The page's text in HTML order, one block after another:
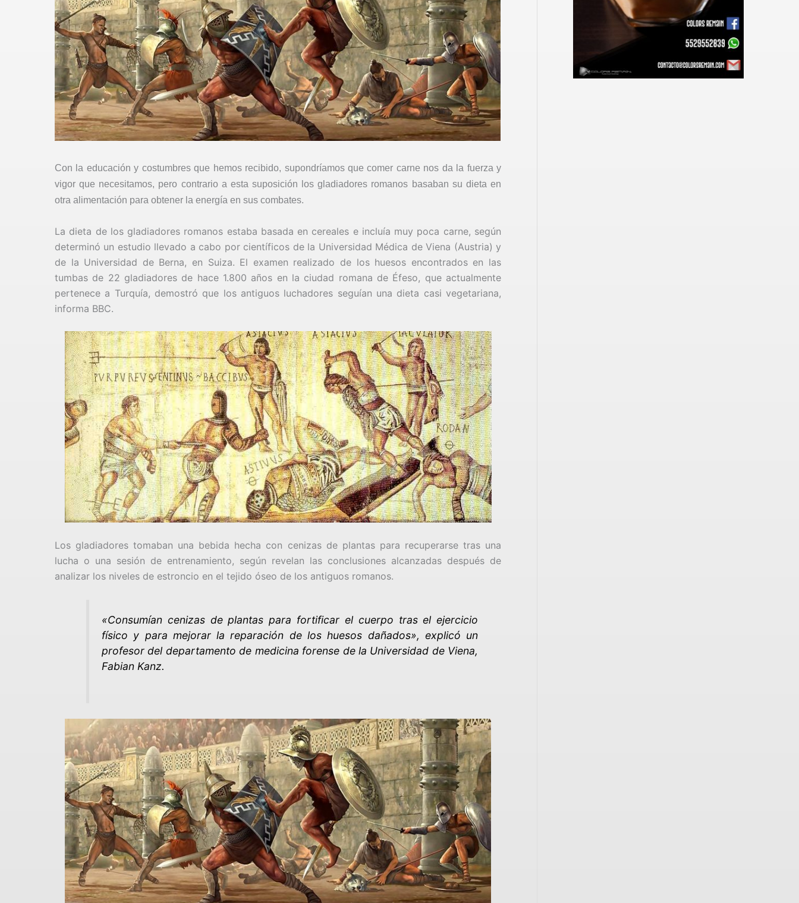
Con la educación y costumbres que hemos recibido, supondríamos que comer carne nos da la fuerza y
vigor que necesitamos, pero contrario a esta suposición los gladiadores romanos basaban su dieta en
otra alimentación para obtener la energía en sus combates.
La dieta de los gladiadores romanos estaba basada en cereales e incluía muy poca carne, según
determinó un estudio llevado a cabo por científicos de la Universidad Médica de Viena (Austria) y
de la Universidad de Berna, en Suiza. El examen realizado de los huesos encontrados en las
tumbas de 22 gladiadores de hace 1.800 años en la ciudad romana de Éfeso, que actualmente
pertenece a Turquía, demostró que los antiguos luchadores seguían una dieta casi vegetariana,
informa BBC.
Los gladiadores tomaban una bebida hecha con cenizas de plantas para recuperarse tras una
lucha o una sesión de entrenamiento, según revelan las conclusiones alcanzadas después de
analizar los niveles de estroncio en el tejido óseo de los antiguos romanos.
«Consumían cenizas de plantas para fortificar el cuerpo tras el ejercicio
físico y para mejorar la reparación de los huesos dañados», explicó un
profesor del departamento de medicina forense de la Universidad de Viena,
Fabian Kanz.